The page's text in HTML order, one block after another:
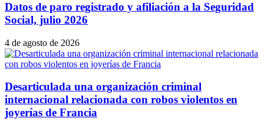
Datos de paro registrado y afiliación a la Seguridad
Social, julio 2026
4 de agosto de 2026
Desarticulada una organización criminal
internacional relacionada con robos violentos en
joyerías de Francia